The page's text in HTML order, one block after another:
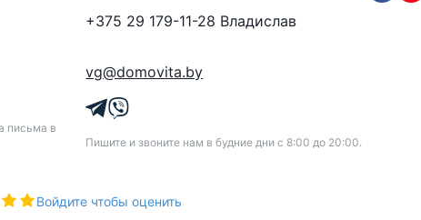
письма в
+375 29 179-11-28 Владислав
vg@domovita.by
Пишите и звоните нам в будние дни с 8:00 до 20:00.
Войдите чтобы оценить